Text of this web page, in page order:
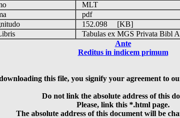
MLT
pdf
152.098 [KB]
Tabulas ex MGS Privata Bibl
Ante
Reditus in indicem primum
this file, you signify your agreement to
Do not link the absolute address of this
Please, link this *.html page.
The absolute address of this document will be